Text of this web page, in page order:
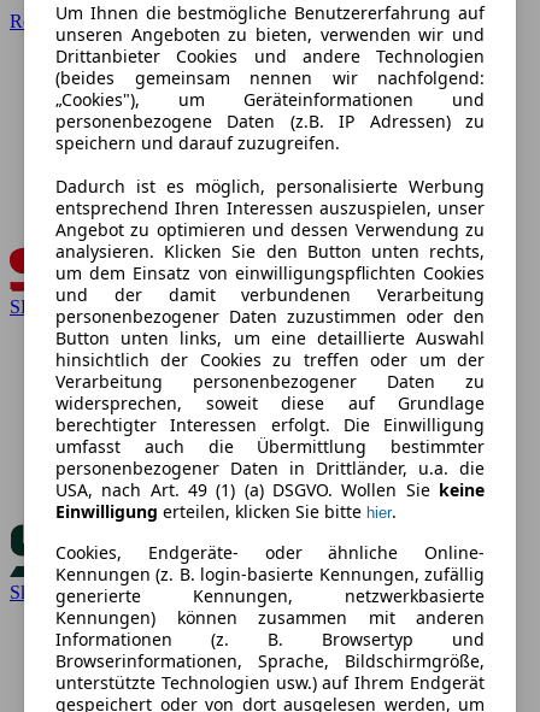
Renault
SEAT
Skoda
Um Ihnen die bestmögliche Benutzererfahrung auf
unseren Angeboten zu bieten, verwenden wir und
Drittanbieter Cookies und andere Technologien
(beides gemeinsam nennen wir nachfolgend:
„Cookies"), um Geräteinformationen und
personenbezogene Daten (z.B. IP Adressen) zu
speichern und darauf zuzugreifen.
Dadurch ist es möglich, personalisierte Werbung
entsprechend Ihren Interessen auszuspielen, unser
Angebot zu optimieren und dessen Verwendung zu
analysieren. Klicken Sie den Button unten rechts,
um dem Einsatz von einwilligungspflichten Cookies
und der damit verbundenen Verarbeitung
personenbezogener Daten zuzustimmen oder den
Button unten links, um eine detaillierte Auswahl
hinsichtlich der Cookies zu treffen oder um der
Verarbeitung personenbezogener Daten zu
widersprechen, soweit diese auf Grundlage
berechtigter Interessen erfolgt. Die Einwilligung
umfasst auch die Übermittlung bestimmter
personenbezogener Daten in Drittländer, u.a. die
USA, nach Art. 49 (1) (a) DSGVO. Wollen Sie keine
Einwilligung erteilen, klicken Sie bitte hier.
Cookies, Endgeräte- oder ähnliche Online-
Kennungen (z. B. login-basierte Kennungen, zufällig
generierte Kennungen, netzwerkbasierte
Kennungen) können zusammen mit anderen
Informationen (z. B. Browsertyp und
Browserinformationen, Sprache, Bildschirmgröße,
unterstützte Technologien usw.) auf Ihrem Endgerät
gespeichert oder von dort ausgelesen werden, um